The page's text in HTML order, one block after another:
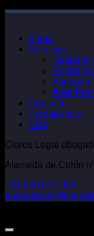
Firma
Servicios
Asesoría
Área
Contacto
Presupuesto
Blog
Claros Legal
Alameda de Colón
+34 630 600 938